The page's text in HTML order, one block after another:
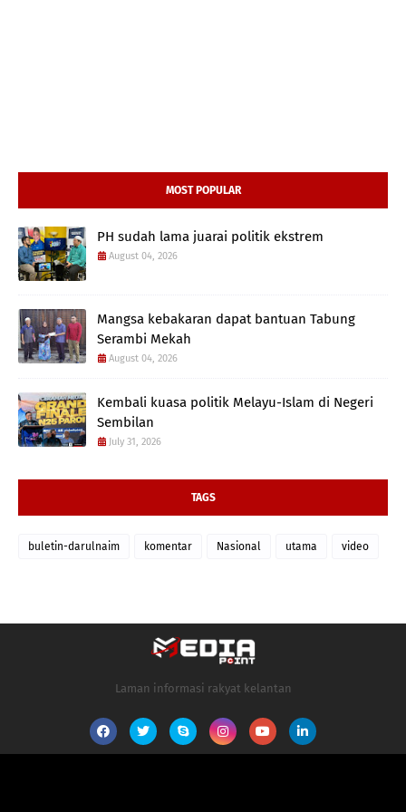
MOST POPULAR
PH sudah lama juarai politik ekstrem
August 04, 2026
Mangsa kebakaran dapat bantuan Tabung
Serambi Mekah
August 04, 2026
Kembali kuasa politik Melayu-Islam di Negeri
Sembilan
July 31, 2026
TAGS
buletin-darulnaim komentar Nasional utama video
Laman informasi rakyat kelantan